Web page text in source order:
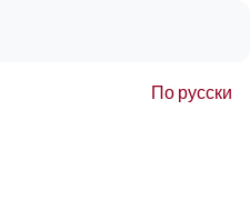
По русски